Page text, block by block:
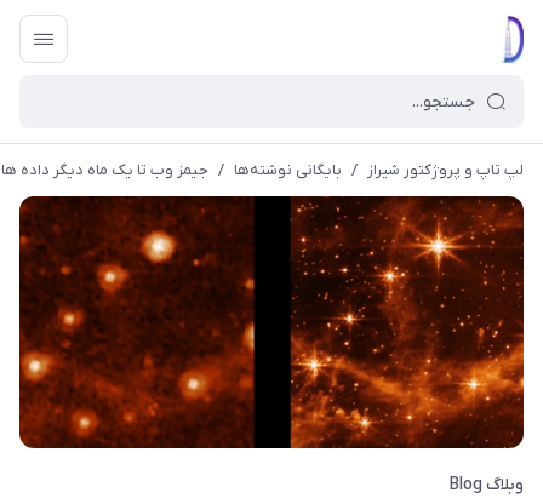
لپ تاپ و پروژکتور شیراز / بایگانی نوشته‌ها / جیمز وب تا یک ماه دیگر داده
وبلاگ Blog